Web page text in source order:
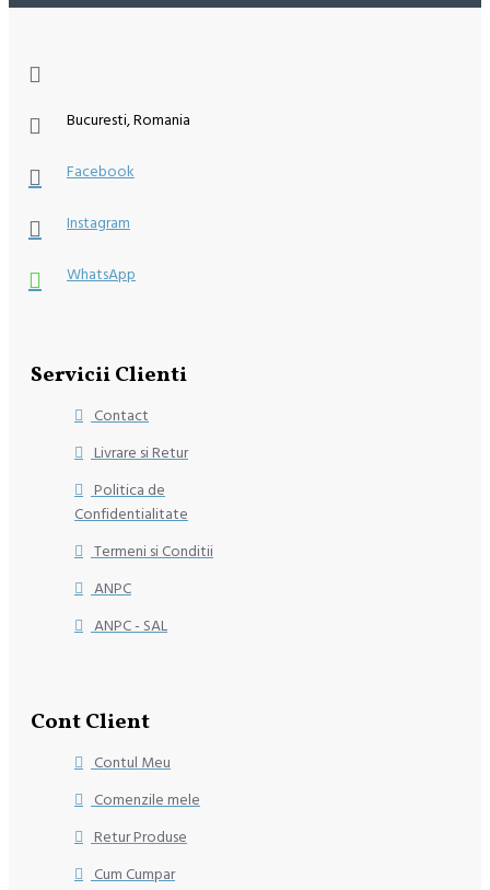
Bucuresti, Romania
Facebook
Instagram
WhatsApp
Servicii Clienti
Contact
Livrare si Retur
Politica de
Confidentialitate
Termeni si Conditii
ANPC
ANPC - SAL
Cont Client
Contul Meu
Comenzile mele
Retur Produse
Cum Cumpar